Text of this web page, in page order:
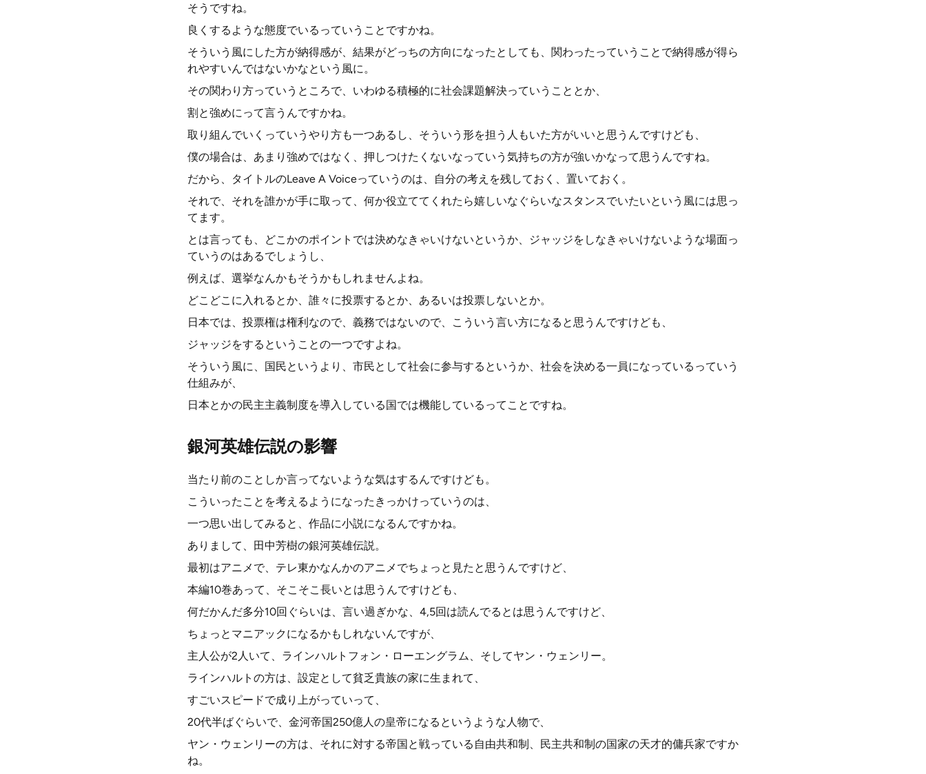
そうですね。
良くするような態度でいるっていうことですかね。
そういう風にした方が納得感が、結果がどっちの方向になったとしても、関わったっていうことで納得感が得ら
れやすいんではないかなという風に。
その関わり方っていうところで、いわゆる積極的に社会課題解決っていうこととか、
割と強めにって言うんですかね。
取り組んでいくっていうやり方も一つあるし、そういう形を担う人もいた方がいいと思うんですけども、
僕の場合は、あまり強めではなく、押しつけたくないなっていう気持ちの方が強いかなって思うんですね。
だから、タイトルのLeave A Voiceっていうのは、自分の考えを残しておく、置いておく。
それで、それを誰かが手に取って、何か役立ててくれたら嬉しいなぐらいなスタンスでいたいという風には思っ
てます。
とは言っても、どこかのポイントでは決めなきゃいけないというか、ジャッジをしなきゃいけないような場面っ
ていうのはあるでしょうし、
例えば、選挙なんかもそうかもしれませんよね。
どこどこに入れるとか、誰々に投票するとか、あるいは投票しないとか。
日本では、投票権は権利なので、義務ではないので、こういう言い方になると思うんですけども、
ジャッジをするということの一つですよね。
そういう風に、国民というより、市民として社会に参与するというか、社会を決める一員になっているっていう
仕組みが、
日本とかの民主主義制度を導入している国では機能しているってことですね。
銀河英雄伝説の影響
当たり前のことしか言ってないような気はするんですけども。
こういったことを考えるようになったきっかけっていうのは、
一つ思い出してみると、作品に小説になるんですかね。
ありまして、田中芳樹の銀河英雄伝説。
最初はアニメで、テレ東かなんかのアニメでちょっと見たと思うんですけど、
本編10巻あって、そこそこ長いとは思うんですけども、
何だかんだ多分10回ぐらいは、言い過ぎかな、4,5回は読んでるとは思うんですけど、
ちょっとマニアックになるかもしれないんですが、
主人公が2人いて、ラインハルトフォン・ローエングラム、そしてヤン・ウェンリー。
ラインハルトの方は、設定として貧乏貴族の家に生まれて、
すごいスピードで成り上がっていって、
20代半ばぐらいで、金河帝国250億人の皇帝になるというような人物で、
ヤン・ウェンリーの方は、それに対する帝国と戦っている自由共和制、民主共和制の国家の天才的傭兵家ですか
ね。